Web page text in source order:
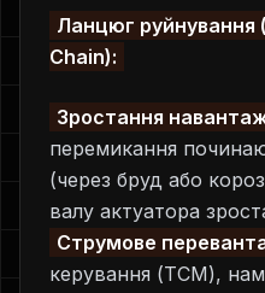
Ланцюг
Chain):
Зростання
перемикання
(через бруд або
валу актуатора
Струмове
керування (TCM),